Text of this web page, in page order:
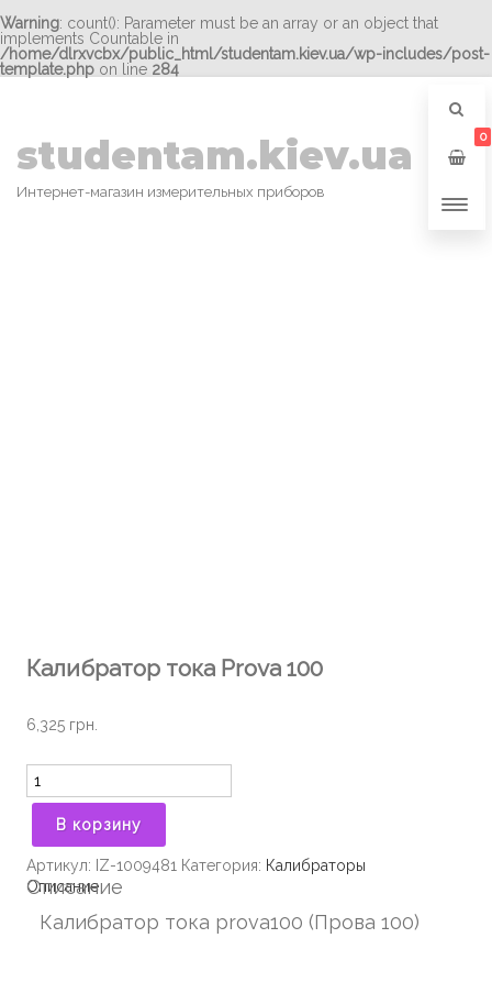
Warning: count(): Parameter must be an array or an object that
implements Countable in
/home/dlrxvcbx/public_html/studentam.kiev.ua/wp-includes/post-
template.php on line 284
studentam.kiev.ua
Интернет-магазин измерительных приборов
0
Калибратор тока Prova 100
6,325 грн.
Количество
В корзину
Артикул: IZ-1009481 Категория: Калибраторы
Описание
Описание
Калибратор тока prova100 (Прова 100)